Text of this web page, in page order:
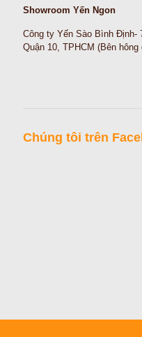
Showroom Yến Ngon
Công ty Yến Sào Bình Định-
Quận 10, TPHCM (Bên
Chúng tôi trên